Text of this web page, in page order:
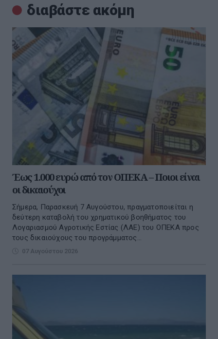
διαβάστε ακόμη
Έως 1.000 ευρώ από τον ΟΠΕΚΑ – Ποιοι είναι
οι δικαιούχοι
Σήμερα, Παρασκευή 7 Αυγούστου, πραγματοποιείται η
δεύτερη καταβολή του χρηματικού βοηθήματος του
Λογαριασμού Αγροτικής Εστίας (ΛΑΕ) του ΟΠΕΚΑ προς
τους δικαιούχους του προγράμματος...
07 Αυγούστου 2026